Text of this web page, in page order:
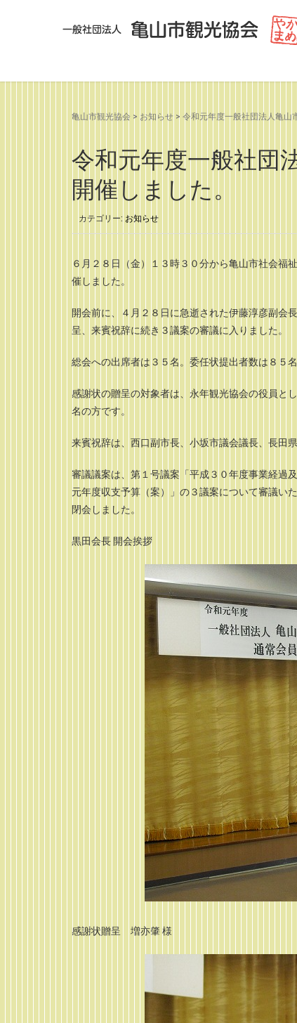
亀山市観光協会 > お知らせ > 令和元年度一般社団法人亀山
令和元年度一般社団
開催しました。
カテゴリー: お知らせ
６月２８日（金）１３時３０分から亀山市社会福
催しました。
開会前に、４月２８日に急逝された伊藤淳彦副会
呈、来賓祝辞に続き３議案の審議に入りました。
総会への出席者は３５名。委任状提出者数は８５名
感謝状の贈呈の対象者は、永年観光協会の役員と
名の方です。
来賓祝辞は、西口副市長、小坂市議会議長、長田
審議議案は、第１号議案「平成３０年度事業経過
元年度収支予算（案）」の３議案について審議い
閉会しました。
黒田会長 開会挨拶
感謝状贈呈 増亦肇 様